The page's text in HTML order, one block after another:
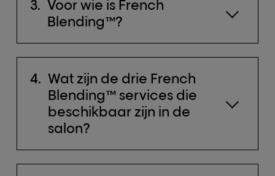
Voor wie is French
Blending™?
Wat zijn de drie French
Blending™ services die
beschikbaar zijn in de
salon?